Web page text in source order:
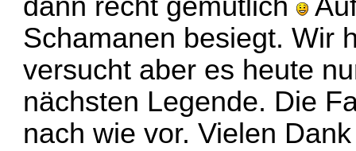
dann recht gemütlich
Schamanen besiegt. Wir
versucht aber es heute
nächsten Legende. Die
nach wie vor. Vielen